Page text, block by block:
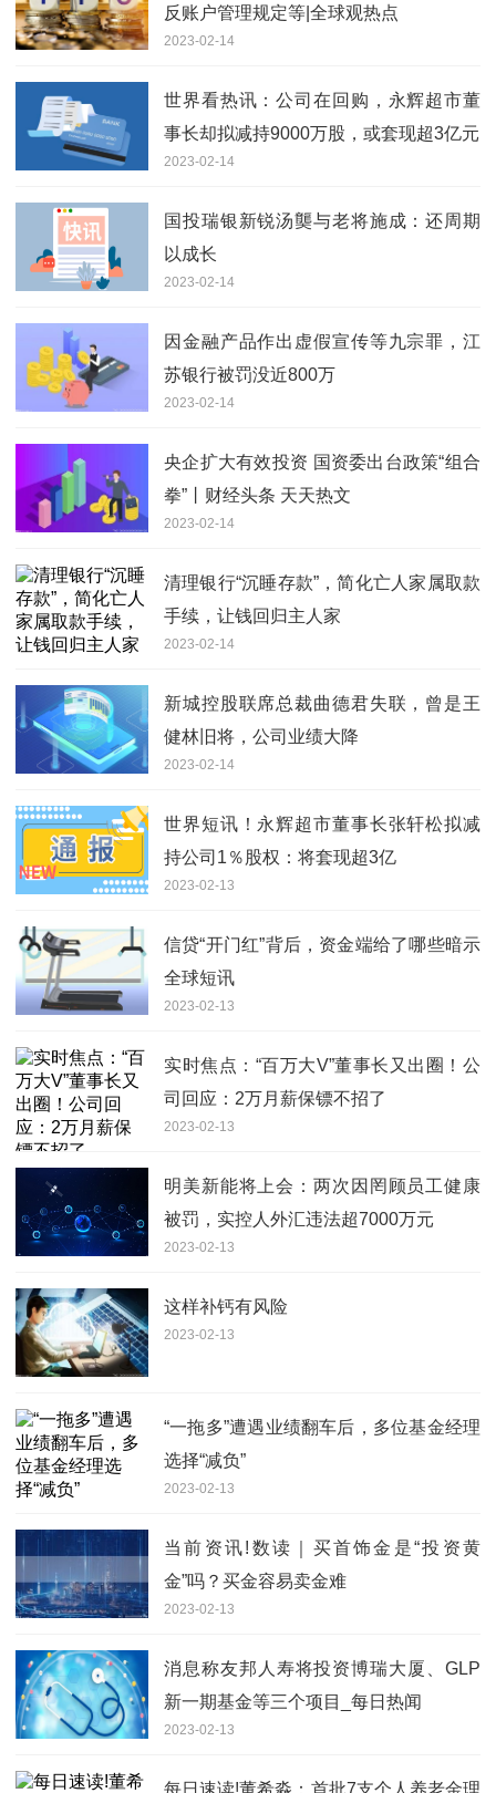
反账户管理规定等|全球观热点
2023-02-14
世界看热讯：公司在回购，永辉超市董
事长却拟减持9000万股，或套现超3亿元
2023-02-14
国投瑞银新锐汤龑与老将施成：还周期
以成长
2023-02-14
因金融产品作出虚假宣传等九宗罪，江
苏银行被罚没近800万
2023-02-14
央企扩大有效投资 国资委出台政策“组合
拳”丨财经头条 天天热文
2023-02-14
清理银行“沉睡存款”，简化亡人家属取款
手续，让钱回归主人家
2023-02-14
新城控股联席总裁曲德君失联，曾是王
健林旧将，公司业绩大降
2023-02-14
世界短讯！永辉超市董事长张轩松拟减
持公司1％股权：将套现超3亿
2023-02-13
信贷“开门红”背后，资金端给了哪些暗示
全球短讯
2023-02-13
实时焦点：“百万大V”董事长又出圈！公
司回应：2万月薪保镖不招了
2023-02-13
明美新能将上会：两次因罔顾员工健康
被罚，实控人外汇违法超7000万元
2023-02-13
这样补钙有风险
2023-02-13
“一拖多”遭遇业绩翻车后，多位基金经理
选择“减负”
2023-02-13
当前资讯!数读｜买首饰金是“投资黄
金”吗？买金容易卖金难
2023-02-13
消息称友邦人寿将投资博瑞大厦、GLP
新一期基金等三个项目_每日热闻
2023-02-13
每日速读!董希淼：首批7支个人养老金理